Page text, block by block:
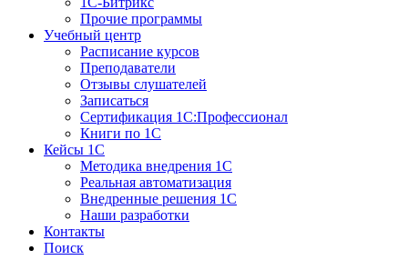
Прочие программы
Учебный центр
Расписание курсов
Преподаватели
Отзывы слушателей
Записаться
Сертификация 1С:Профессионал
Книги по 1С
Кейсы 1С
Методика внедрения 1С
Реальная автоматизация
Внедренные решения 1С
Наши разработки
Контакты
Поиск